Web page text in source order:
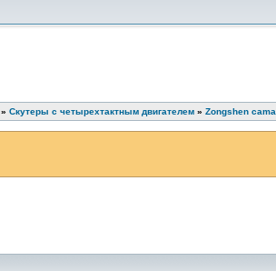
» Скутеры с четырехтактным двигателем » Zongshen cama